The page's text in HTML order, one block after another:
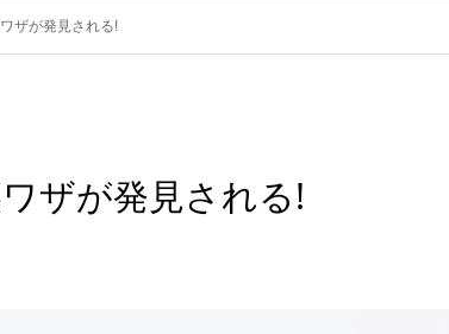
ザが発見される!
ザが発見される!